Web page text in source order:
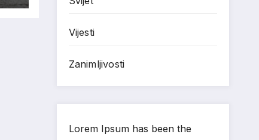
Vijesti
Zanimljivosti
Lorem Ipsum has been the